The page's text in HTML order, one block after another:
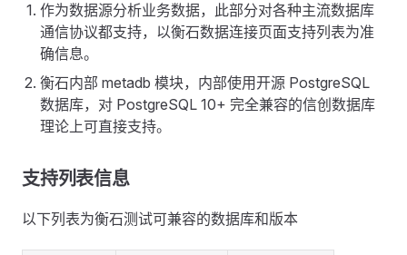
作为数据源分析业务数据，此部分对各种主流数据库
通信协议都支持，以衡石数据连接页面支持列表为准
确信息。
衡石内部 metadb 模块，内部使用开源 PostgreSQL
数据库，对 PostgreSQL 10+ 完全兼容的信创数据库
理论上可直接支持。
支持列表信息
以下列表为衡石测试可兼容的数据库和版本